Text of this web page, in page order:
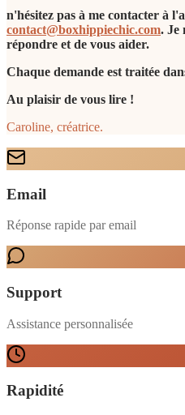
n'hésitez pas à me contacter à
contact@boxhippiechic.com. Je
répondre et de vous aider.
Chaque demande est traitée
Au plaisir de vous lire !
Caroline, créatrice.
Email
Réponse rapide par email
Support
Assistance personnalisée
Rapidité